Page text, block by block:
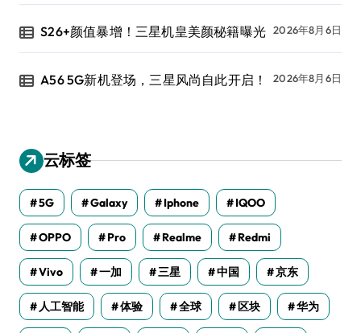
S26+颜值暴增！三星机皇美颜秘籍曝光 2026年8月6日
A56 5G新机登场，三星风尚自此开启！ 2026年8月6日
云标签
5G Galaxy Iphone IQOO
OPPO Pro Realme Redmi
Vivo 一加 三星 中国 京东
人工智能 体验 全球 区块 华为